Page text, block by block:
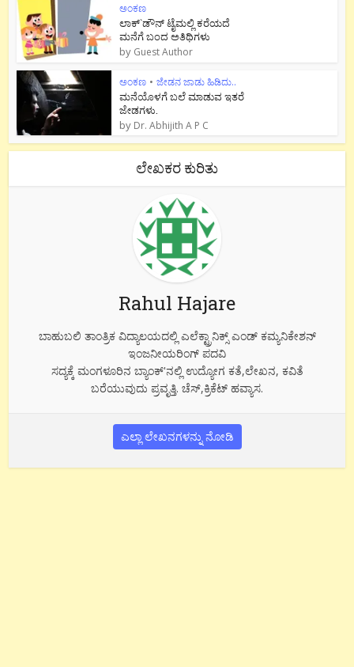
ಅಂಕಣ
ಲಾಕ್`ಡೌನ್ ಟೈಮಲ್ಲಿ ಕರೆಯದೆ
ಮನೆಗೆ ಬಂದ ಅತಿಥಿಗಳು
by Guest Author
ಅಂಕಣ • ಜೇಡನ ಜಾಡು ಹಿಡಿದು..
ಮನೆಯೊಳಗೆ ಬಲೆ ಮಾಡುವ ಇತರೆ
ಜೇಡಗಳು.
by Dr. Abhijith A P C
ಲೇಖಕರ ಕುರಿತು
Rahul Hajare
ಬಾಹುಬಲಿ ತಾಂತ್ರಿಕ ವಿದ್ಯಾಲಯದಲ್ಲಿ ಎಲೆಕ್ಟ್ರಾನಿಕ್ಸ್ ಎಂಡ್ ಕಮ್ಯನಿಕೇಶನ್
ಇಂಜನೀಯರಿಂಗ್ ಪದವಿ
ಸದ್ಯಕ್ಕೆ ಮಂಗಳೂರಿನ ಬ್ಯಾಂಕ್'ನಲ್ಲಿ ಉದ್ಯೋಗ ಕತೆ,ಲೇಖನ, ಕವಿತೆ
ಬರೆಯುವುದು ಪ್ರವೃತ್ತಿ. ಚೆಸ್,ಕ್ರಿಕೆಟ್ ಹವ್ಯಾಸ.
ಎಲ್ಲಾ ಲೇಖನಗಳನ್ನು ನೋಡಿ